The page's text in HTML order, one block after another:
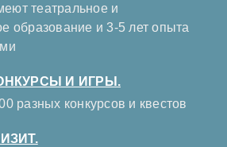
театральное и
образование и 3-5 лет опыта
И ИГРЫ.
разных конкурсов и квестов